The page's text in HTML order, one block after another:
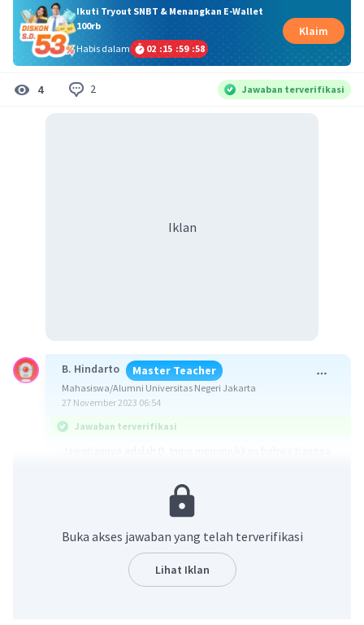
Ikuti Tryout SNBT & Menangkan E-Wallet
100rb
Habis dalam
02 :15 :59 :58
Klaim
4 2 Jawaban terverifikasi
Iklan
B. Hindarto Master Teacher
Mahasiswa/Alumni Universitas Negeri Jakarta
27 November 2023 06:54
Jawaban terverifikasi
Simak penjelasannya yuk,
Melalui Maklumat Pemerintah pada 14 November 1945
menyatakan bahwa sistem pemerintahan Indonesia
berubah dari presidensial ke parlementer. Dengan
Buka akses jawaban yang telah terverifikasi
Lihat Iklan